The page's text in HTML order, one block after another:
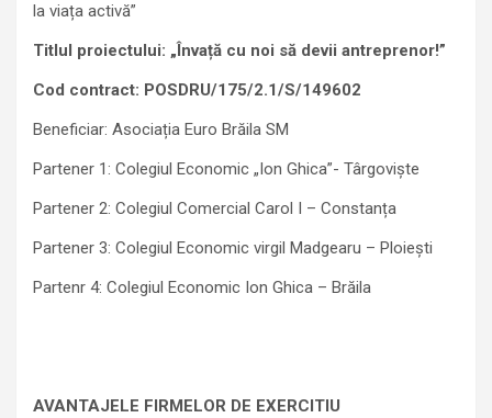
la viața activă”
Titlul proiectului: „Învață cu noi să devii antreprenor!”
Cod contract: POSDRU/175/2.1/S/149602
Beneficiar: Asociația Euro Brăila SM
Partener 1: Colegiul Economic „Ion Ghica”- Târgoviște
Partener 2: Colegiul Comercial Carol I – Constanța
Partener 3: Colegiul Economic virgil Madgearu – Ploiești
Partenr 4: Colegiul Economic Ion Ghica – Brăila
AVANTAJELE FIRMELOR DE EXERCITIU